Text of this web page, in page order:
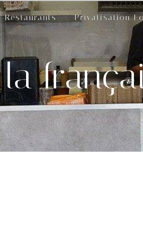
Restaurants Privatisation